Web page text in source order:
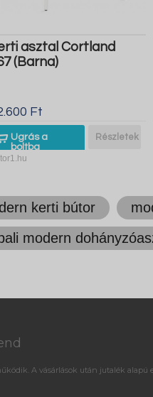
asztal Cortland
(Barna)
Ft
Ugrás a
boltba
Részletek
kerti bútor
modern
A vásárlások után jutalék alapú